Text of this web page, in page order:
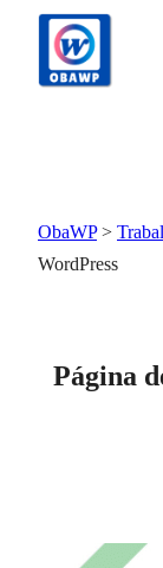
ObaWP>
WordPress
Página